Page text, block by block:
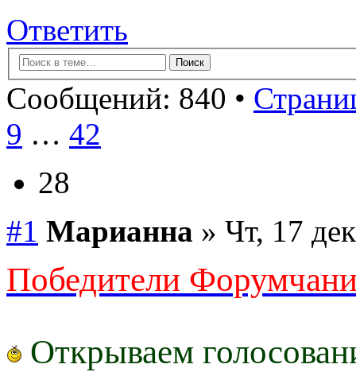
Ответить
Сообщений: 840 •
9 … 42
28
#1 Марианна » Чт, 17
Победители
Открываем